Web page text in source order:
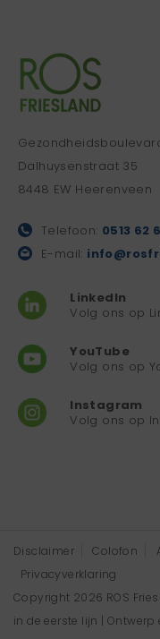
Dalhuysenstraat 35
8448 EW Heerenveen
Telefoon: 0513 62
E-mail:
LinkedIn
Volg ons op
YouTube
Volg ons op
Instagram
Volg ons op
Disclaimer Colofon
Privacyverklaring
Copyright 2026 ROS
in de eerste lijn | Ontwerp